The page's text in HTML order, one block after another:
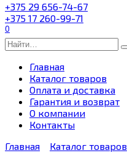
+375 29 656-74-67
+375 17 260-99-71
0
Search
for:
Главная
Каталог товаров
Оплата и доставка
Гарантия и возврат
О компании
Контакты
Главная
Каталог товаров